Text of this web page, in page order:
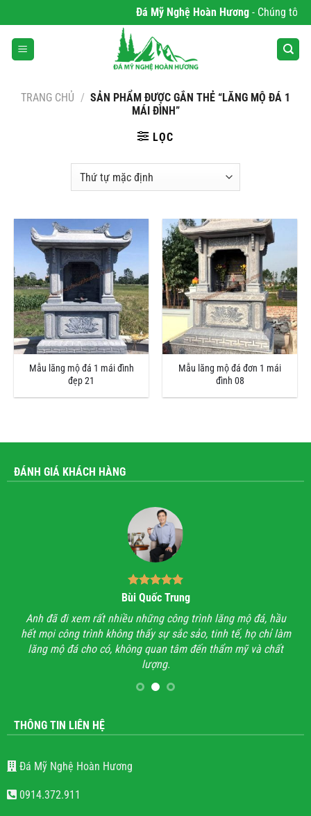
qua
nội
dung
Đá Mỹ Nghệ Hoàn Hương- Chúng tôi
TRANG CHỦ / SẢN PHẨM ĐƯỢC GẮN THẺ “LĂNG MỘ ĐÁ 1
MÁI ĐÌNH”
LỌC
Mẫu lăng mộ đá 1 mái đình
đẹp 21
Mẫu lăng mộ đá đơn 1 mái
đình 08
ĐÁNH GIÁ KHÁCH HÀNG
Bùi Quốc Trung
Anh đã đi xem rất nhiều những công trình lăng mộ đá, hầu
hết mọi công trình không thấy sự sắc sảo, tinh tế, họ chỉ làm
lăng mộ đá cho có, không quan tâm đến thẩm mỹ và chất
lượng.
THÔNG TIN LIÊN HỆ
Đá Mỹ Nghệ Hoàn Hương
0914.372.911